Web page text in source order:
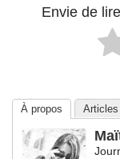
Envie de
À propos